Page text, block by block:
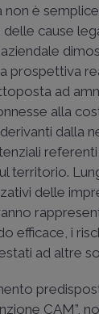
non è
cause
prospettiva
ad
alla
dalla
territorio.
delle
efficace, i
ad altre
CAM”,